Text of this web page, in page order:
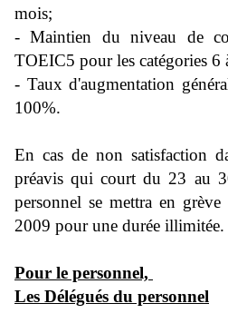
mois;
- Maintien du niveau de
TOEIC5 pour les catégories 6
- Taux d'augmentation
100%.
En cas de non satisfaction
préavis qui court du 23 au
personnel se mettra en
2009 pour une durée illimitée.
Pour le personnel,
Les Délégués du personnel